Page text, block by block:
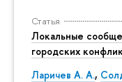
Статья
Локальные
городских
Ларичев А. А.,